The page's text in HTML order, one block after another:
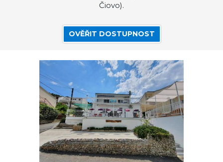
Čiovo).
OVĚŘIT DOSTUPNOST